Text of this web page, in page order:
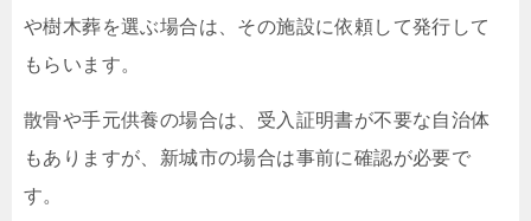
や樹木葬を選ぶ場合は、その施設に依頼して発行して
もらいます。
散骨や手元供養の場合は、受入証明書が不要な自治体
もありますが、新城市の場合は事前に確認が必要で
す。